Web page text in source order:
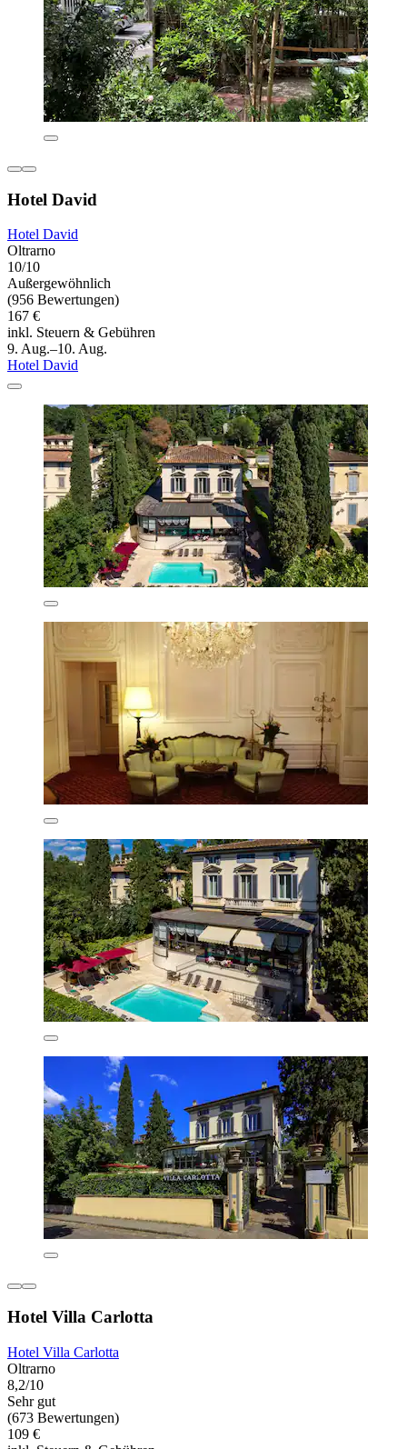
Hotel David
Hotel David
Oltrarno
10/10
Außergewöhnlich
(956 Bewertungen)
167 €
inkl. Steuern & Gebühren
9. Aug.–10. Aug.
Hotel David
Hotel Villa Carlotta
Hotel Villa Carlotta
Oltrarno
8,2/10
Sehr gut
(673 Bewertungen)
109 €